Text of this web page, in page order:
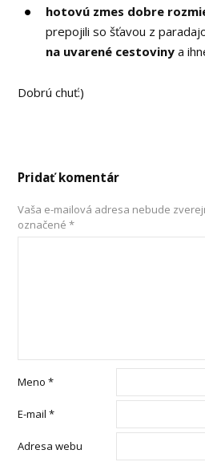
hotovú zmes dobre
prepojili so šťavou z
na uvarené cestoviny a
Dobrú chuť:)
Pridať komentár
Vaša e-mailová adresa nebude
označené*
Meno*
E-mail*
Adresa webu